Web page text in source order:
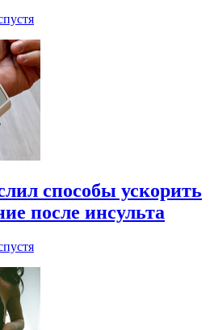
способы ускорить
после инсульта